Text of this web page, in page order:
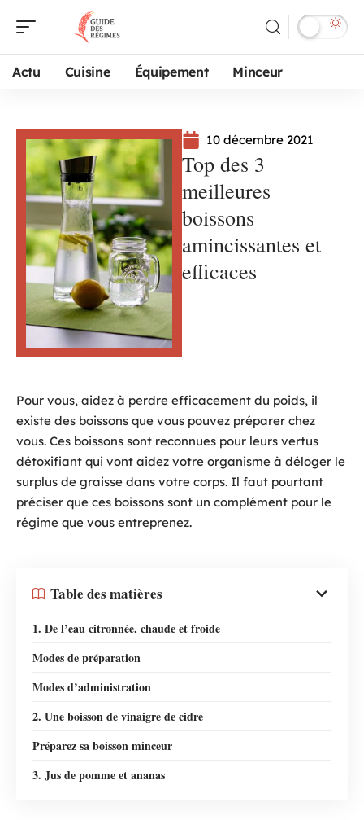
Actu Cuisine Équipement Minceur
10 décembre 2021
Top des 3
meilleures
boissons
amincissantes et
efficaces
Pour vous, aidez à perdre efficacement du poids, il
existe des boissons que vous pouvez préparer chez
vous. Ces boissons sont reconnues pour leurs vertus
détoxifiant qui vont aidez votre organisme à déloger le
surplus de graisse dans votre corps. Il faut pourtant
préciser que ces boissons sont un complément pour le
régime que vous entreprenez.
Table des matières
1. De l’eau citronnée, chaude et froide
Modes de préparation
Modes d’administration
2. Une boisson de vinaigre de cidre
Préparez sa boisson minceur
3. Jus de pomme et ananas